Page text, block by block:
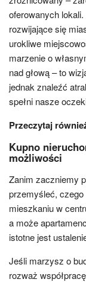
oferowanych
rozwijające się
urokliwe
marzenie o
nad głową – to
jednak znaleźć
spełni nasze
Przeczytaj
Kupno
możliwości
Zanim zaczniemy
przemyśleć,
mieszkaniu w
a może
istotne jest
Jeśli marzysz o
rozważ